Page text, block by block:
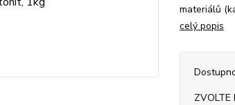
materiálů
celý popis
ZVOLTE